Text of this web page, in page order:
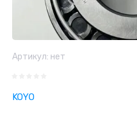
Артикул: нет
KOYO